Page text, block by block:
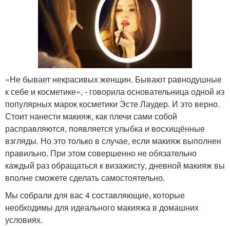
«Не бывает некрасивых женщин. Бывают равнодушные
к себе и косметике», - говорила основательница одной из
популярных марок косметики Эсте Лаудер. И это верно.
Стоит нанести макияж, как плечи сами собой
расправляются, появляется улыбка и восхищённые
взгляды. Но это только в случае, если макияж выполнен
правильно. При этом совершенно не обязательно
каждый раз обращаться к визажисту, дневной макияж вы
вполне сможете сделать самостоятельно.
Мы собрали для вас 4 составляющие, которые
необходимы для идеального макияжа в домашних
условиях.